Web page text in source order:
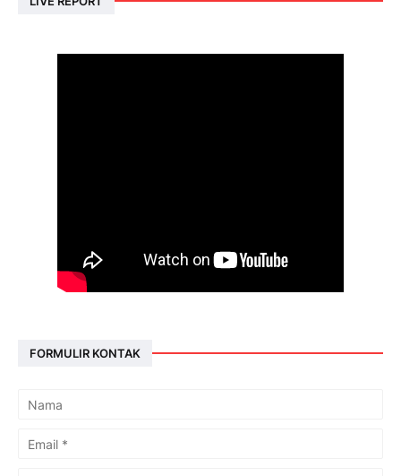
FORMULIR KONTAK